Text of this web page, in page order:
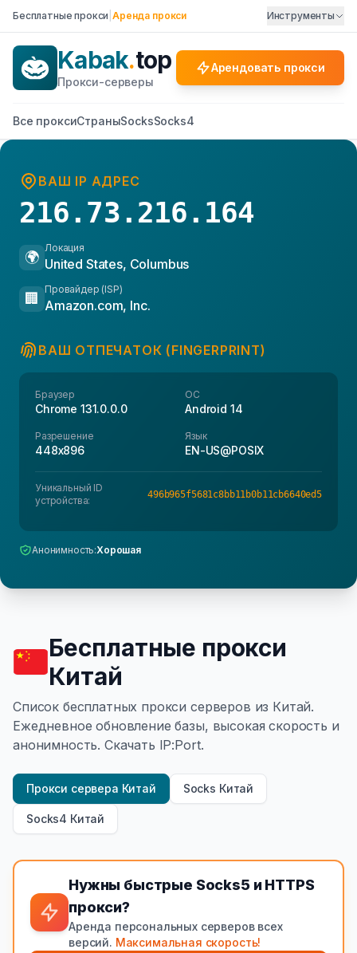
Бесплатные прокси |Аренда прокси Инструменты
Kabak.top
Прокси-серверы
Арендовать прокси
Все проксиСтраныSocksSocks4
ВАШ IP АДРЕС
216.73.216.164
🌍
Локация
United States, Columbus
🏢
Провайдер (ISP)
Amazon.com, Inc.
ВАШ ОТПЕЧАТОК (FINGERPRINT)
Браузер
Chrome 131.0.0.0
ОС
Android 14
Разрешение
448x896
Язык
EN-US@POSIX
Уникальный ID
устройства:
496b965f5681c8bb11b0b11cb6640ed5
Анонимность:Хорошая
Бесплатные прокси
Китай
Список бесплатных прокси серверов из Китай.
Ежедневное обновление базы, высокая скорость и
анонимность. Скачать IP:Port.
Прокси сервера Китай Socks Китай
Socks4 Китай
Нужны быстрые Socks5 и HTTPS
прокси?
Аренда персональных серверов всех
версий. Максимальная скорость!